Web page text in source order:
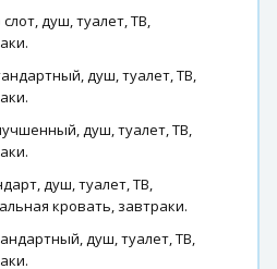
душ, туалет, ТВ,
душ, туалет, ТВ,
душ, туалет, ТВ,
душ, туалет, ТВ,
кровать, завтраки.
душ, туалет, ТВ,